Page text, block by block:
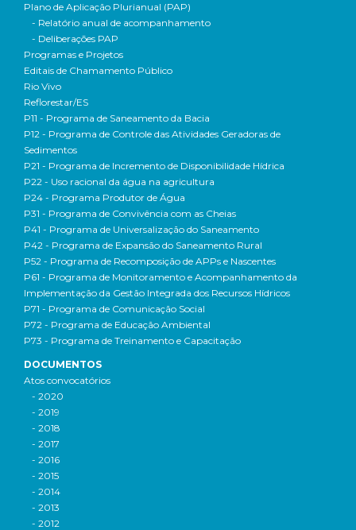
Plano de Aplicação Plurianual (PAP)
- Relatório anual de acompanhamento
- Deliberações PAP
Programas e Projetos
Editais de Chamamento Público
Rio Vivo
Reflorestar/ES
P11 - Programa de Saneamento da Bacia
P12 - Programa de Controle das Atividades Geradoras de
Sedimentos
P21 - Programa de Incremento de Disponibilidade Hídrica
P22 - Uso racional da água na agricultura
P24 - Programa Produtor de Água
P31 - Programa de Convivência com as Cheias
P41 - Programa de Universalização do Saneamento
P42 - Programa de Expansão do Saneamento Rural
P52 - Programa de Recomposição de APPs e Nascentes
P61 - Programa de Monitoramento e Acompanhamento da
Implementação da Gestão Integrada dos Recursos Hídricos
P71 - Programa de Comunicação Social
P72 - Programa de Educação Ambiental
P73 - Programa de Treinamento e Capacitação
DOCUMENTOS
Atos convocatórios
- 2020
- 2019
- 2018
- 2017
- 2016
- 2015
- 2014
- 2013
- 2012